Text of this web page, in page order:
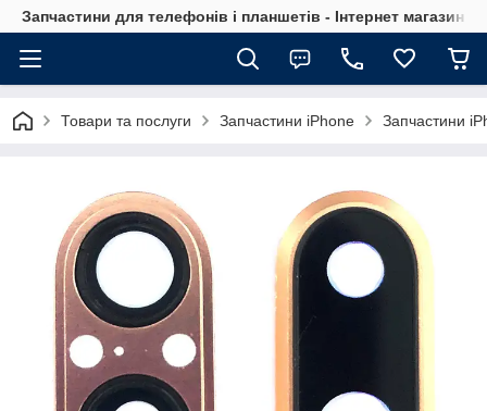
Запчастини для телефонів і планшетів - Інтернет магазин
Товари та послуги Запчастини iPhone Запчастини